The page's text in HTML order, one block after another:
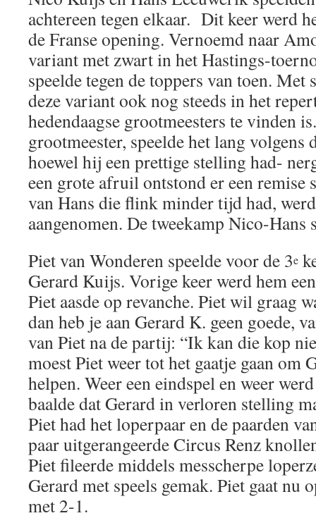
achtereen tegen elkaar. Dit keer werd
de Franse opening. Vernoemd naar
variant met zwart in het Hastings-
speelde tegen de toppers van toen. Met
deze variant ook nog steeds in het
hedendaagse grootmeesters te vinden
grootmeester, speelde het lang
hoewel hij een prettige stelling had-
een grote afruil ontstond er een remise
van Hans die flink minder tijd had,
aangenomen. De tweekamp Nico-
Piet van Wonderen speelde voor de 3e
Gerard Kuijs. Vorige keer werd hem
Piet aasde op revanche. Piet wil graag
dan heb je aan Gerard K. geen goede,
van Piet na de partij: “Ik kan die kop
moest Piet weer tot het gaatje gaan om
helpen. Weer een eindspel en weer
baalde dat Gerard in verloren stelling
Piet had het loperpaar en de paarden
paar uitgerangeerde Circus Renz
Piet fileerde middels messcherpe
Gerard met speels gemak. Piet gaat nu
met 2-1.